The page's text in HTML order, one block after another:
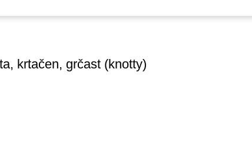
krtačen, grčast (knotty)